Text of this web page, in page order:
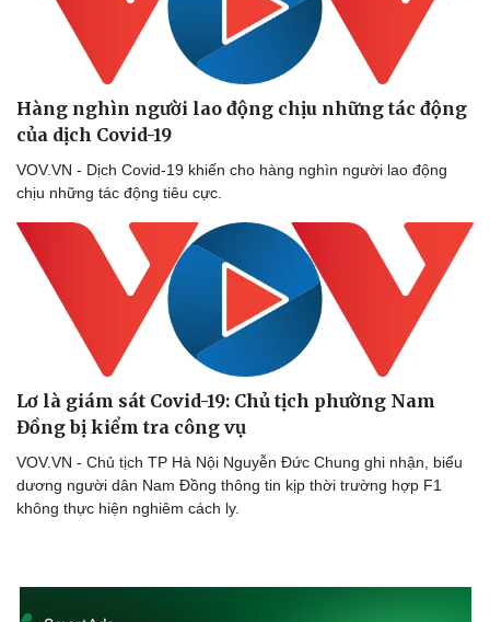
Sức khỏe
Dinh dưỡng - món ngon
Cây thuốc
Sản phụ khoa
Nhi khoa
Nam khoa
Làm đẹp - giảm cân
Phòng mạch online
Nhà đẹp
Blog
Tình yêu - Gia đình
Hàng nghìn người lao động chịu những tác động
của dịch Covid-19
VOV.VN - Dịch Covid-19 khiến cho hàng nghìn người lao động
chịu những tác động tiêu cực.
Lơ là giám sát Covid-19: Chủ tịch phường Nam
Đồng bị kiểm tra công vụ
VOV.VN - Chủ tịch TP Hà Nội Nguyễn Đức Chung ghi nhận, biểu
dương người dân Nam Đồng thông tin kịp thời trường hợp F1
không thực hiện nghiêm cách ly.